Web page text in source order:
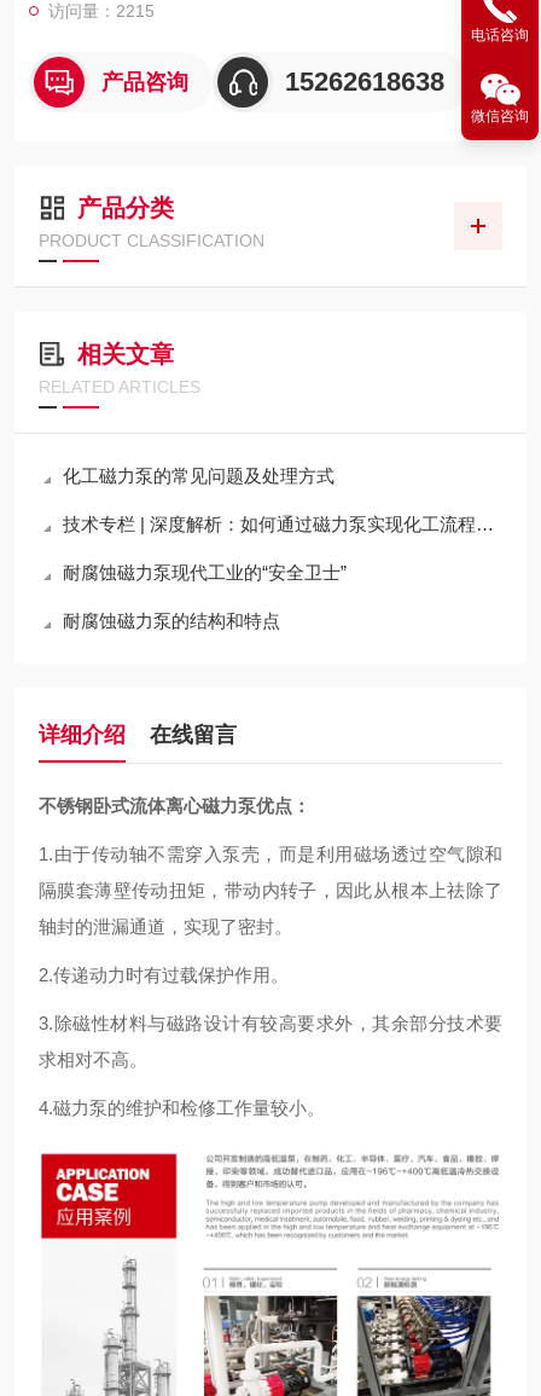
访问量：2215
产品咨询 15262618638
产品分类
PRODUCT CLASSIFICATION
相关文章
RELATED ARTICLES
化工磁力泵的常见问题及处理方式
技术专栏 | 深度解析：如何通过磁力泵实现化工流程的“零泄漏”与高可靠性运行
耐腐蚀磁力泵现代工业的“安全卫士”
耐腐蚀磁力泵的结构和特点
详细介绍 在线留言
不锈钢卧式流体离心磁力泵优点：
1.由于传动轴不需穿入泵壳，而是利用磁场透过空气隙和
隔膜套薄壁传动扭矩，带动内转子，因此从根本上祛除了
轴封的泄漏通道，实现了密封。
2.传递动力时有过载保护作用。
3.除磁性材料与磁路设计有较高要求外，其余部分技术要
求相对不高。
4.磁力泵的维护和检修工作量较小。
电话咨询
微信咨询